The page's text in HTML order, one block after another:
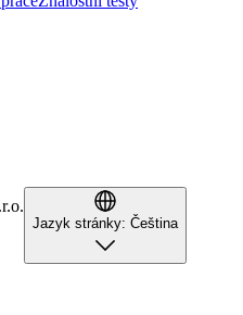
Jazyk stránky: Čeština